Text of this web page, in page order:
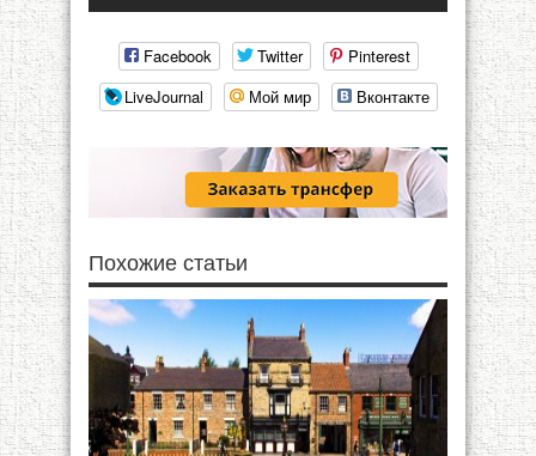
Facebook Twitter
Pinterest
LiveJournal
Мой мир Вконтакте
Похожие статьи